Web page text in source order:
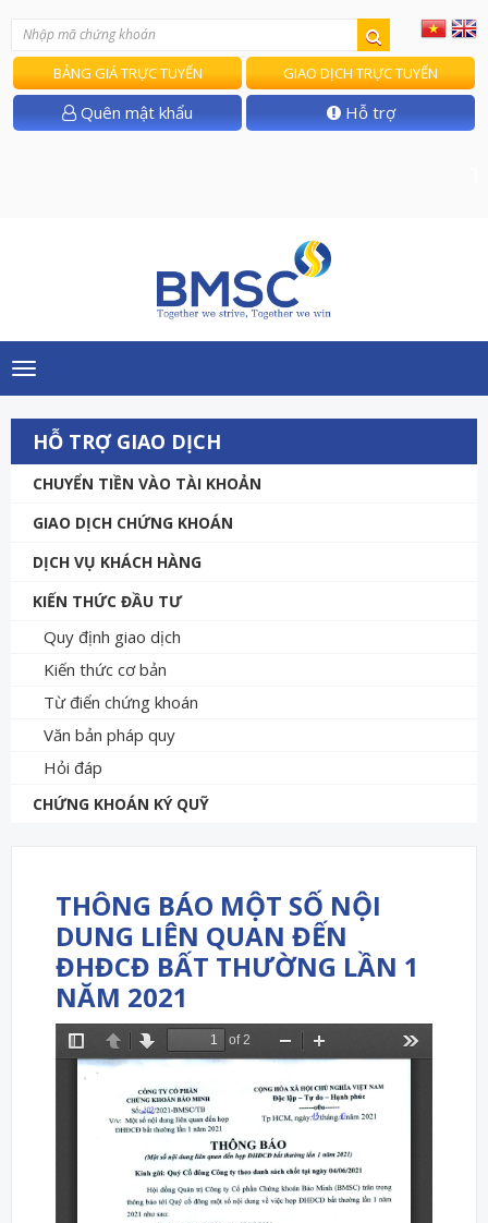
BẢNG GIÁ TRỰC TUYẾN GIAO DỊCH TRỰC TUYẾN
Quên mật khẩu Hỗ trợ
Toggle
navigation
HỖ TRỢ GIAO DỊCH
CHUYỂN TIỀN VÀO TÀI KHOẢN
GIAO DỊCH CHỨNG KHOÁN
DỊCH VỤ KHÁCH HÀNG
KIẾN THỨC ĐẦU TƯ
Quy định giao dịch
Kiến thức cơ bản
Từ điển chứng khoán
Văn bản pháp quy
Hỏi đáp
CHỨNG KHOÁN KÝ QUỸ
THÔNG BÁO MỘT SỐ NỘI
DUNG LIÊN QUAN ĐẾN
ĐHĐCĐ BẤT THƯỜNG LẦN 1
NĂM 2021